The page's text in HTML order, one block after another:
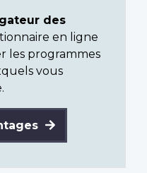
des
en ligne
les programmes
vous